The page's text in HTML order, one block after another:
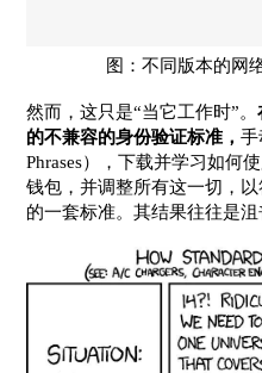
图：不同版本的网
然而，这只是“当它工作时”。
的不兼容的身份验证标准，手
Phrases），下载并学习如何
钱包，并调整所有这一切，
的一套标准。其结果往往是沮